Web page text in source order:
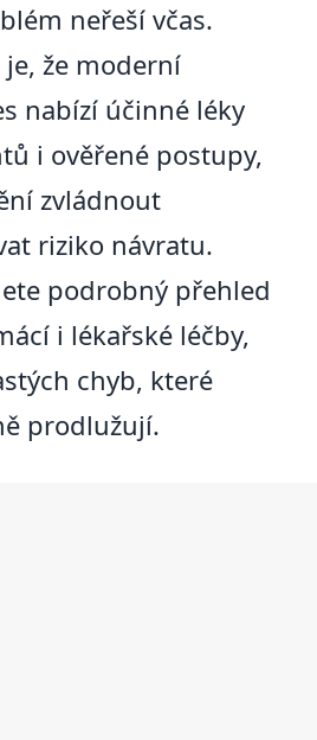
neřeší včas.
že moderní
nabízí účinné léky
i ověřené postupy,
zvládnout
riziko návratu.
podrobný přehled
i lékařské léčby,
chyb, které
prodlužují.